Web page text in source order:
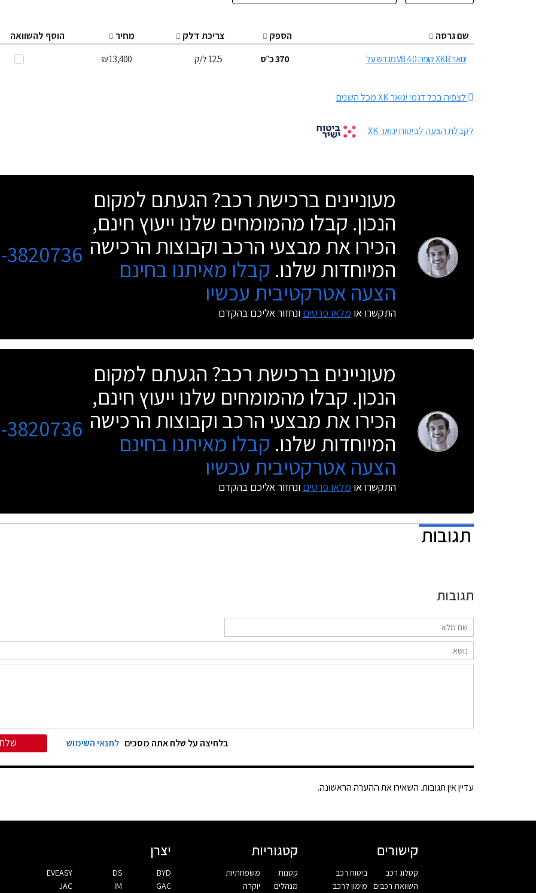
שם גרסה הספק צריכת דלק מחיר
הוסף להשוואה
יגואר XKR קופה 4.0 V8 מגדש על
370כ״ס 12.5ל/ק 13,400 ₪
לצפיה בכל דגמי יגואר XK מכל השנים
לקבלת הצעה לביטוח יגואר XK
מעוניינים ברכישת רכב? הגעתם למקום
הנכון. קבלו מהמומחים שלנו ייעוץ חינם,
הכירו את מבצעי הרכב וקבוצות הרכישה
המיוחדות שלנו. קבלו מאיתנו בחינם
הצעה אטרקטיבית עכשיו
התקשרו או מלאו פרטים ונחזור אליכם בהקדם
3820736
מעוניינים ברכישת רכב? הגעתם למקום
הנכון. קבלו מהמומחים שלנו ייעוץ חינם,
הכירו את מבצעי הרכב וקבוצות הרכישה
המיוחדות שלנו. קבלו מאיתנו בחינם
הצעה אטרקטיבית עכשיו
התקשרו או מלאו פרטים ונחזור אליכם בהקדם
3820736
תגובות
תגובות
בלחיצה על שלח אתה מסכים לתנאי השימוש
עדיין אין תגובות. השאירו את ההערה הראשונה.
קישורים
קטלוג רכב
השוואת רכבים
ביטוח רכב
מימון לרכב
קטגוריות
קטנות
מנהלים
משפחתיות
יוקרה
יצרן
BYD
DS
EVEASY
GAC
IM
JAC